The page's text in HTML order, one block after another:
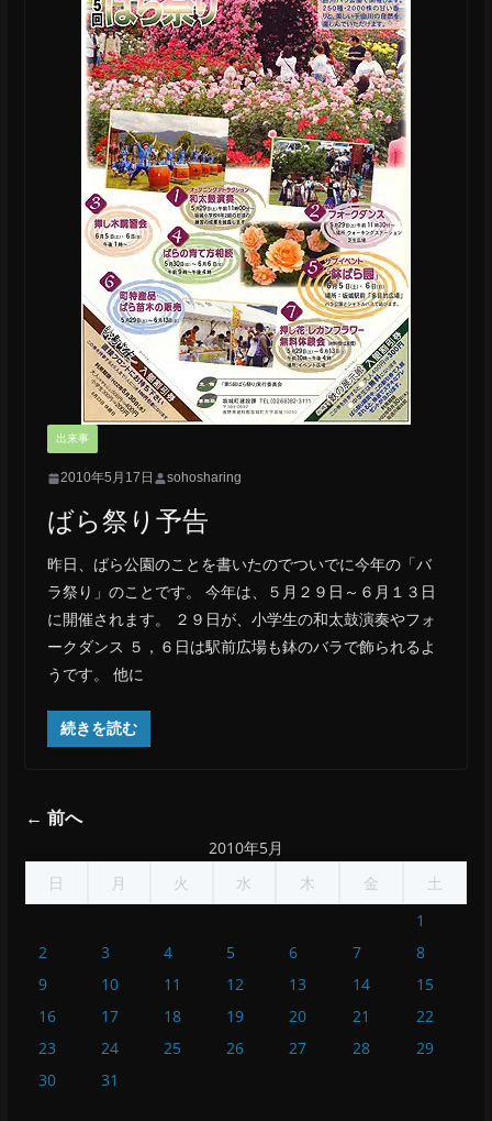
出来事
2010年5月17日 sohosharing
ばら祭り予告
昨日、ばら公園のことを書いたのでついでに今年の「バ
ラ祭り」のことです。 今年は、５月２９日～６月１３日
に開催されます。 ２９日が、小学生の和太鼓演奏やフォ
ークダンス ５，６日は駅前広場も鉢のバラで飾られるよ
うです。 他に
続きを読む
← 前へ
2010年5月
日
月 火 水 木 金
土
1
2
3 4 5 6 7
8
9
10 11 12 13 14
15
16
17 18 19 20 21
22
23
24 25 26 27 28
29
30
31